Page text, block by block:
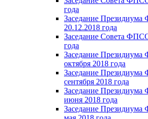
года
Заседание
20.12.2018 года
Заседание Совета
года
Заседание
октября 2018 года
Заседание
сентября 2018 года
Заседание
июня 2018 года
Заседание